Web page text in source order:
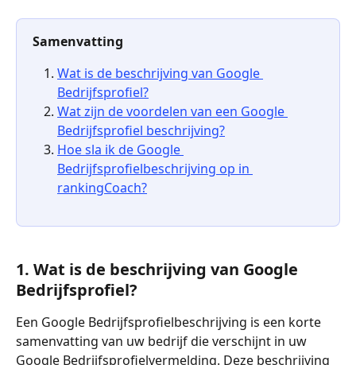
Samenvatting
Wat is de beschrijving van Google
Bedrijfsprofiel?
Wat zijn de voordelen van een Google
Bedrijfsprofiel beschrijving?
Hoe sla ik de Google
Bedrijfsprofielbeschrijving op in
rankingCoach?
1. Wat is de beschrijving van Google
Bedrijfsprofiel?
Een Google Bedrijfsprofielbeschrijving is een korte
samenvatting van uw bedrijf die verschijnt in uw
Google Bedrijfsprofielvermelding. Deze beschrijving